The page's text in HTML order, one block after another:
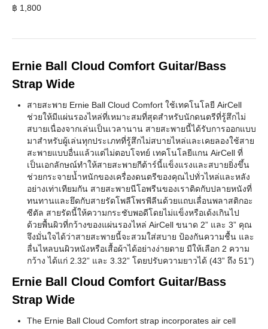
฿ 1,800
Ernie Ball Cloud Comfort Guitar/Bass
Strap Wide
สายสะพาย Ernie Ball Cloud Comfort ใช้เทคโนโลยี AirCell
ช่วยให้มีแผ่นรองไหล่ที่เหมาะสมที่สุดสำหรับนักดนตรีที่รู้สึกไม่
สบายเนื่องจากเล่นเป็นเวลานาน สายสะพายนี้ได้รับการออกแบบ
มาสำหรับผู้เล่นทุกประเภทที่รู้สึกไม่สบายไหล่และเคยลองใช้สาย
สะพายแบบอื่นแล้วแต่ไม่ตอบโจทย์ เทคโนโลยีแกน AirCell ที่
เป็นเอกลักษณ์ทำให้สายสะพายกีต้าร์นี้แข็งแรงและสบายยิ่งขึ้น
ช่วยกระจายน้ำหนักของเครื่องดนตรีของคุณไปทั่วไหล่และหลัง
อย่างเท่าเทียมกัน สายสะพายนีโอพรีนของเราติดกับปลายหนังที่
ทนทานและยึดกับสายรัดโพลีโพรพีลีนด้วยแถบเลื่อนพลาสติกอะ
ซีตัล สายรัดนี้ให้ความกระชับพอดีโดยไม่แข็งหรือเด้งเกินไป
ด้วยพื้นผิวที่กว้างของแผ่นรองไหล่ AirCell ขนาด 2” และ 3” คุณ
จึงมั่นใจได้ว่าสายสะพายนี้จะสวมใส่สบาย ป้องกันความชื้น และ
ลื่นไหลบนผิวหนังหรือเสื้อผ้าได้อย่างง่ายดาย มีให้เลือก 2 ความ
กว้าง ได้แก่ 2.32” และ 3.32” โดยปรับความยาวได้ (43” ถึง 51”)
Ernie Ball Cloud Comfort Guitar/Bass
Strap Wide
The Ernie Ball Cloud Comfort strap incorporates air cell